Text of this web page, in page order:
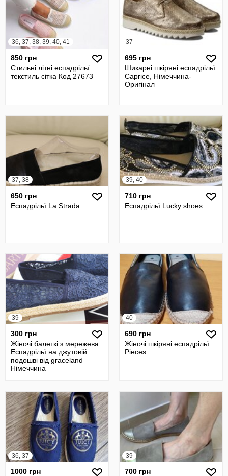
36, 37, 38, 39, 40, 41
850 грн
Стильні літні еспадрільї
текстиль сітка Код 27673
37
695 грн
Шикарні шкіряні еспадрільї
Caprice, Німеччина-
Оригінал
37, 38
650 грн
Еспадрільї La Strada
39, 40
710 грн
Еспадрільї Lucky shoes
39
300 грн
Жіночі балеткі з мережева
Еспадрільї на джутовій
подошві від graceland
Німеччина
40
690 грн
Жіночі шкіряні еспадрільї
Pieces
36, 37
1000 грн
39
700 грн